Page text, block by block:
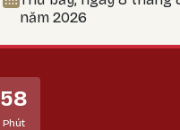
năm 2026
58
Phút